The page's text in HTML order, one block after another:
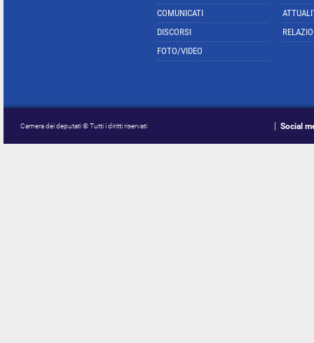
COMUNICATI
DISCORSI
FOTO/VIDEO
Camera dei deputati © Tutti i diritti riservati Social